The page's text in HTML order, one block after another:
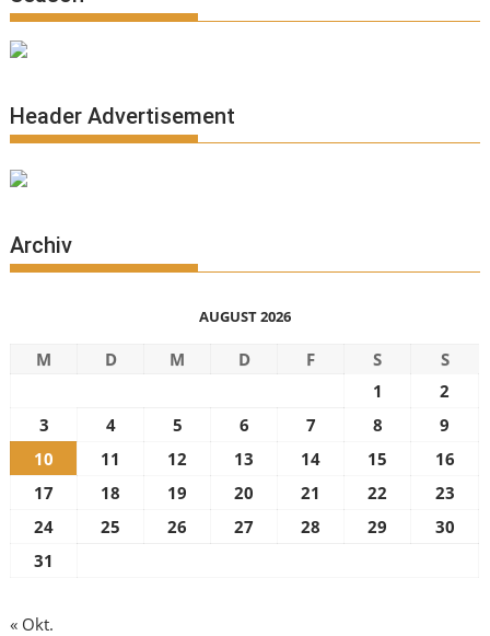
Header Advertisement
Archiv
AUGUST 2026
M D M D F S
S
1
2
3
4 5 6 7 8
9
10
11 12 13 14 15
16
17
18 19 20 21 22
23
24
25 26 27 28 29
30
31
« Okt.